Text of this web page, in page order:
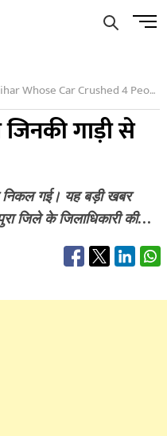
Menu
Whose Car Crushed 4 People
गाड़ी से
निकल गई। यह बड़ी खबर
जिले के जिलाधिकारी की…